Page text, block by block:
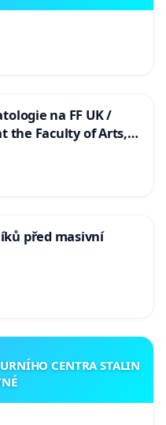
na FF UK /
the Faculty of Arts,
před masivní
CENTRA STALIN